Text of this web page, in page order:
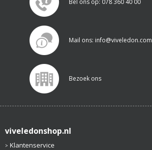
Mail ons: info@viveledon.com
Bezoek ons
viveledonshop.nl
Klantenservice